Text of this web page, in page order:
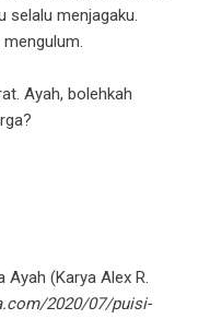
selalu menjagaku.
Ayah, bolehkah
Ayah (Karya Alex R.
2020/07/puisi-